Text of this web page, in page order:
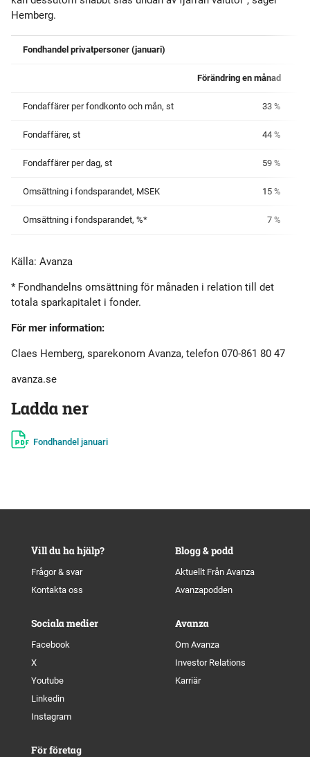
Hemberg.
Fondhandel privatpersoner (januari)
Förändring en månad
Fondaffärer per fondkonto och mån, st 33 %
Fondaffärer, st 44 %
Fondaffärer per dag, st 59 %
Omsättning i fondsparandet, MSEK 15 %
Omsättning i fondsparandet, %* 7 %
Källa: Avanza
* Fondhandelns omsättning för månaden i relation till det
totala sparkapitalet i fonder.
För mer information:
Claes Hemberg, sparekonom Avanza, telefon 070-861 80 47
avanza.se
Ladda ner
Fondhandel januari
Vill du ha hjälp?
Frågor & svar
Kontakta oss
Blogg & podd
Aktuellt Från Avanza
Avanzapodden
Sociala medier
Facebook
X
Youtube
Linkedin
Instagram
Avanza
Om Avanza
Investor Relations
Karriär
För företag